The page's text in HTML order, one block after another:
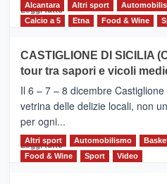
Leggi tutto Leggi
MOIO
ALCANTARA
–
Vivicittà,
alla
scoperta
del
territorio,
Alcantara Altri sport
Calcio a 5
Etna Food & Wine
CASTIGLIONE DI SICILIA
tour tra sapori e vicoli
Il 6 – 7 – 8 dicembre
vetrina delle delizie locali, non
per ogni...
Leggi tuttoLeggi
di
Altri sport Automobilismo
Food & Wine
Sport Video